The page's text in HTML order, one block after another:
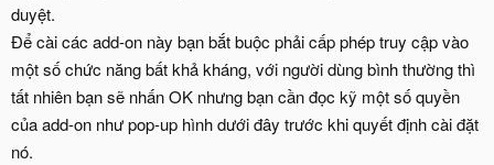
duyệt.
Để cài các add-on này bạn bắt buộc phải cấp phép truy cập vào
một số chức năng bất khả kháng, với người dùng bình thường thì
tất nhiên bạn sẽ nhấn OK nhưng bạn cần đọc kỹ một số quyền
của add-on như pop-up hình dưới đây trước khi quyết định cài đặt
nó.